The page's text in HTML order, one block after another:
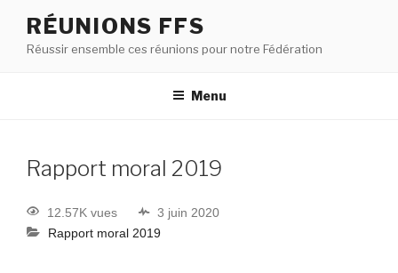
RÉUNIONS FFS
Réussir ensemble ces réunions pour notre Fédération
Menu
Rapport moral 2019
12.57K vues
3 juin 2020
Rapport moral 2019